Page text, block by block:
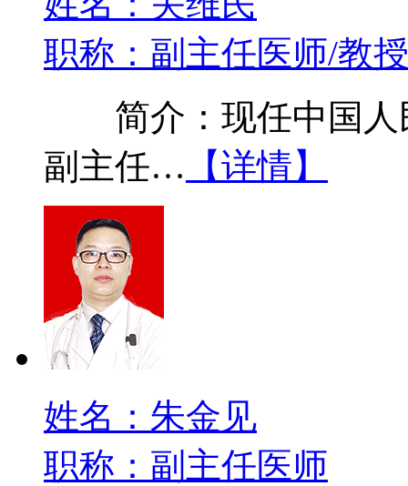
职称：副主任医师/教授
简介：现任中国人
副主任… 【详情】
姓名：朱金见
职称：副主任医师